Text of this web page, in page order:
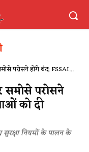
परोसने होंगे बंद; FSSAI...
समोसे परोसने
को दी
सुरक्षा नियमों के पालन के